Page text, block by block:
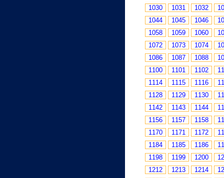
1030
1031 1032
1044
1045 1046
1058
1059 1060
1072
1073 1074
1086
1087 1088
1100
1101 1102
1114
1115 1116
1128
1129 1130
1142
1143 1144
1156
1157 1158
1170
1171 1172
1184
1185 1186
1198
1199 1200
1212
1213 1214